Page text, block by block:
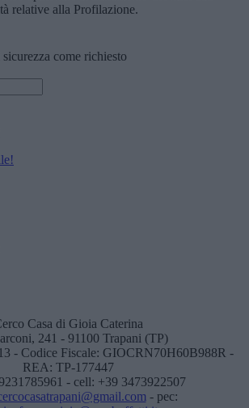
relative alla Profilazione.
come richiesto
Casa di Gioia Caterina
241 - 91100 Trapani (TP)
- Codice Fiscale: GIOCRN70H60B988R -
REA: TP-177447
- cell: +39 3473922507
- pec: